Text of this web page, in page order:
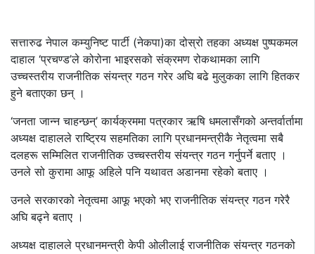
सत्तारुढ नेपाल कम्युनिष्ट पार्टी (नेकपा)का दोस्रो तहका अध्यक्ष पुष्पकमल
दाहाल ‘प्रचण्ड’ले कोरोना भाइरसको संक्रमण रोकथामका लागि
उच्चस्तरीय राजनीतिक संयन्त्र गठन गरेर अघि बढे मुलुकका लागि हितकर
हुने बताएका छन् ।
‘जनता जान्न चाहन्छन्’ कार्यक्रममा पत्रकार ऋषि धमलासँगको अन्तर्वार्तामा
अध्यक्ष दाहालले राष्ट्रिय सहमतिका लागि प्रधानमन्त्रीकै नेतृत्वमा सबै
दलहरू सम्मिलित राजनीतिक उच्चस्तरीय संयन्त्र गठन गर्नुपर्ने बताए ।
उनले सो कुरामा आफू अहिले पनि यथावत अडानमा रहेको बताए ।
उनले सरकारको नेतृत्वमा आफू भएको भए राजनीतिक संयन्त्र गठन गरेरै
अघि बढ्ने बताए ।
अध्यक्ष दाहालले प्रधानमन्त्री केपी ओलीलाई राजनीतिक संयन्त्र गठनको